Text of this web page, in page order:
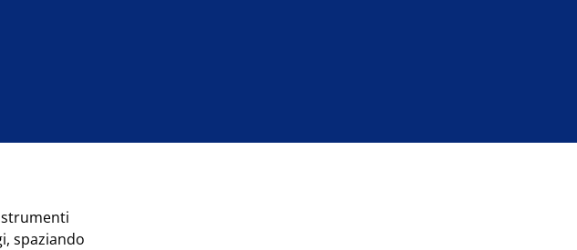
spaziando